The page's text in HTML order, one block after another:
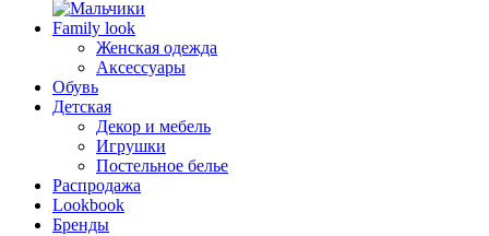
Family look
Женская одежда
Аксессуары
Обувь
Детская
Декор и мебель
Игрушки
Постельное белье
Распродажа
Lookbook
Бренды